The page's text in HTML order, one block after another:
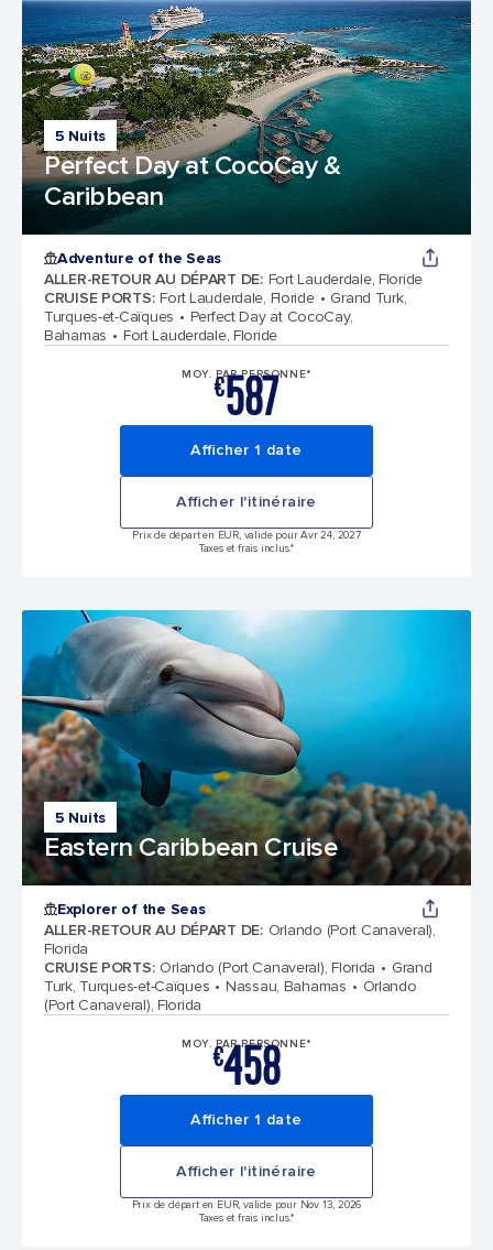
5 Nuits
Perfect Day at CocoCay &
Caribbean
Adventure of the Seas
ALLER-RETOUR AU DÉPART DE: Fort Lauderdale, Floride
CRUISE PORTS: Fort Lauderdale, Floride
Grand Turk,
Turques-et-Caïques
Perfect Day at CocoCay,
Bahamas
Fort Lauderdale, Floride
MOY. PAR PERSONNE*
€587
Afficher 1 date
Afficher l'itinéraire
Prix de départ en EUR, valide pour Avr 24, 2027
Taxes et frais inclus.*
5 Nuits
Eastern Caribbean Cruise
Explorer of the Seas
ALLER-RETOUR AU DÉPART DE: Orlando (Port Canaveral),
Florida
CRUISE PORTS: Orlando (Port Canaveral), Florida
Grand
Turk, Turques-et-Caïques
Nassau, Bahamas
Orlando
(Port Canaveral), Florida
MOY. PAR PERSONNE*
€458
Afficher 1 date
Afficher l'itinéraire
Prix de départ en EUR, valide pour Nov 13, 2026
Taxes et frais inclus.*